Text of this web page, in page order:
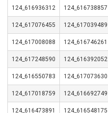
124_616936312 124_616738857
124_617076455 124_617039489
124_617008088 124_616746261
124_617248590 124_616392052
124_616550783 124_617073630
124_617018759 124_616692749
124_616473891 124_616548175